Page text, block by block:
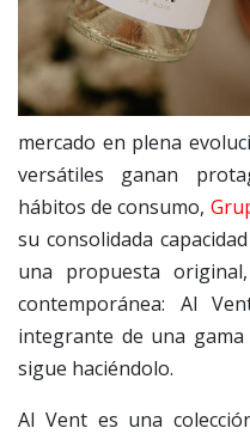
mercado en plena
versátiles ganan
hábitos de consumo,
su consolidada
una propuesta
contemporánea: Al
integrante de una
sigue haciéndolo.
Al Vent es una